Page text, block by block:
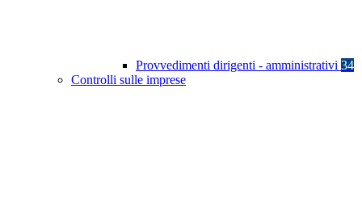
Provvedimenti dirigenti - amministrativi 34
Controlli sulle imprese